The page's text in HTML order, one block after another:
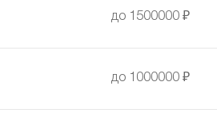
до 1500000 ₽
до 1000000 ₽